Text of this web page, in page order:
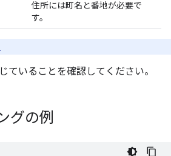
住所には町名と番地が必要で
す。
ていることを確認してください。
グの例